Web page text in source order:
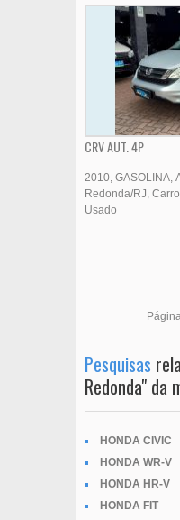
CRV AUT. 4P
2010 GASOLINA
Redonda/RJ Carro
Usado
Pesquisas
Redonda" da
HONDA CIVIC
HONDA WR-V
HONDA HR-V
HONDA FIT